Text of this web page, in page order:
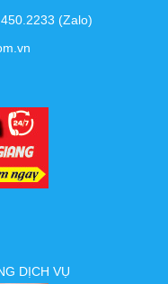
(Zalo)
DỊCH VỤ